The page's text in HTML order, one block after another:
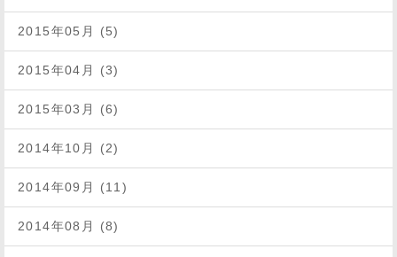
2015年05月 (5)
2015年04月 (3)
2015年03月 (6)
2014年10月 (2)
2014年09月 (11)
2014年08月 (8)